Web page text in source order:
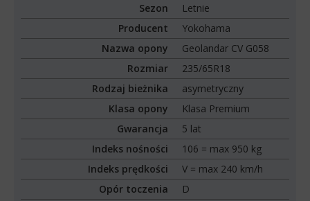
Sezon
Letnie
Producent
Yokohama
Nazwa opony
Geolandar CV G058
Rozmiar
235/65R18
Rodzaj bieżnika
asymetryczny
Klasa opony
Klasa Premium
Gwarancja
5 lat
Indeks nośności
106 = max 950 kg
Indeks prędkości
V = max 240 km/h
Opór toczenia
D